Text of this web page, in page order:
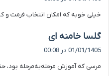
:
خیلی خوبه که امکان انتخاب فرمت
گلسا خامنه ای
ف
:
01/01/1405 در 00:08
مرسی که آموزش مرحله‌به‌مرحله بود،